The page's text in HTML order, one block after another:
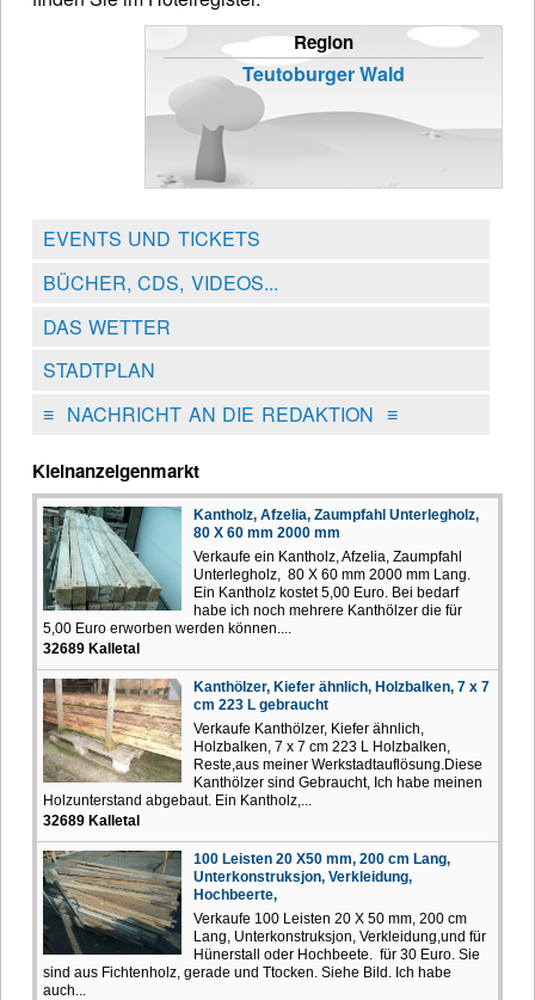
Region
Teutoburger Wald
EVENTS UND TICKETS
BÜCHER, CDS, VIDEOS...
DAS WETTER
STADTPLAN
≡NACHRICHT AN DIE REDAKTION ≡
Kleinanzeigenmarkt
Kantholz, Afzelia, Zaumpfahl Unterlegholz,
80 X 60 mm 2000 mm
Verkaufe ein Kantholz, Afzelia, Zaumpfahl
Unterlegholz, 80 X 60 mm 2000 mm Lang.
Ein Kantholz kostet 5,00 Euro. Bei bedarf
habe ich noch mehrere Kanthölzer die für
5,00 Euro erworben werden können....
32689 Kalletal
Kanthölzer, Kiefer ähnlich, Holzbalken, 7 x 7
cm 223 L gebraucht
Verkaufe Kanthölzer, Kiefer ähnlich,
Holzbalken, 7 x 7 cm 223 L Holzbalken,
Reste,aus meiner Werkstadtauflösung.Diese
Kanthölzer sind Gebraucht, Ich habe meinen
Holzunterstand abgebaut. Ein Kantholz,...
32689 Kalletal
100 Leisten 20 X50 mm, 200 cm Lang,
Unterkonstruksjon, Verkleidung,
Hochbeerte,
Verkaufe 100 Leisten 20 X 50 mm, 200 cm
Lang, Unterkonstruksjon, Verkleidung,und für
Hünerstall oder Hochbeete. für 30 Euro. Sie
sind aus Fichtenholz, gerade und Ttocken. Siehe Bild. Ich habe
auch...